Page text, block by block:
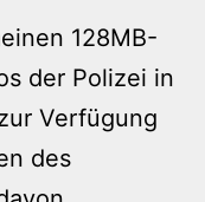
128MB-
der Polizei in
Verfügung
des